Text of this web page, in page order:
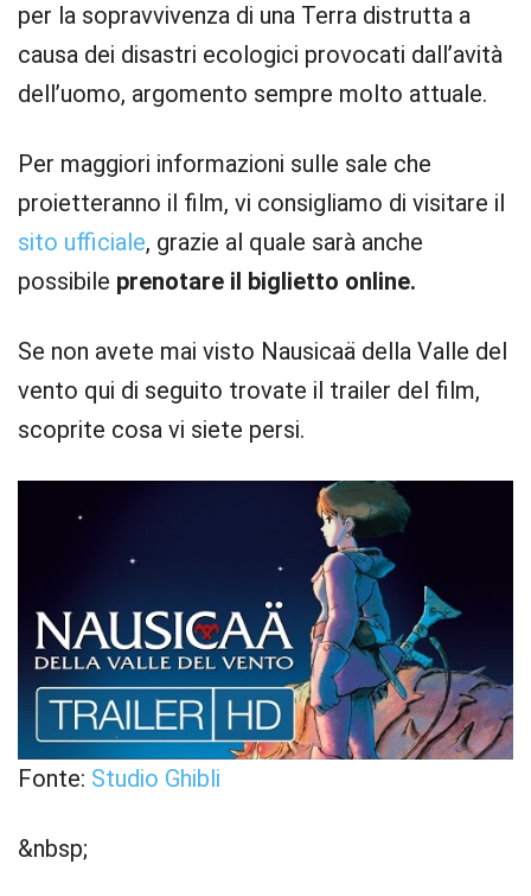
per la sopravvivenza di una Terra distrutta a
causa dei disastri ecologici provocati dall’avità
dell’uomo, argomento sempre molto attuale.
Per maggiori informazioni sulle sale che
proietteranno il film, vi consigliamo di visitare il
sito ufficiale, grazie al quale sarà anche
possibile prenotare il biglietto online.
Se non avete mai visto Nausicaä della Valle del
vento qui di seguito trovate il trailer del film,
scoprite cosa vi siete persi.
Fonte: Studio Ghibli
&nbsp;